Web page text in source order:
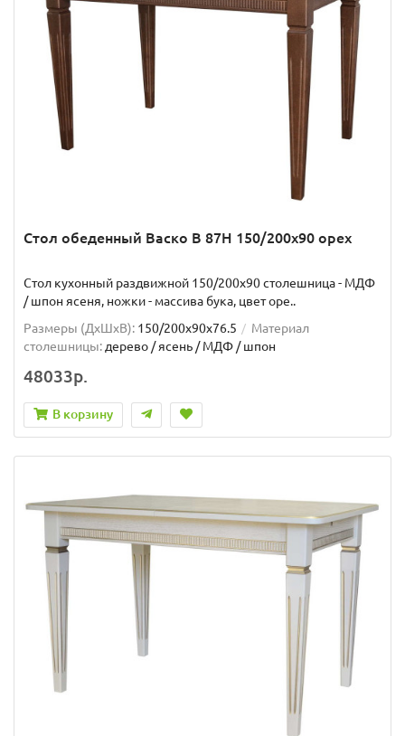
Стол обеденный Васко В 87Н 150/200х90 орех
Стол кухонный раздвижной 150/200х90 столешница - МДФ
/ шпон ясеня, ножки - массива бука, цвет оре..
Размеры (ДхШxВ): 150/200х90х76.5
Материал
столешницы: дерево / ясень / МДФ / шпон
48033р.
В корзину